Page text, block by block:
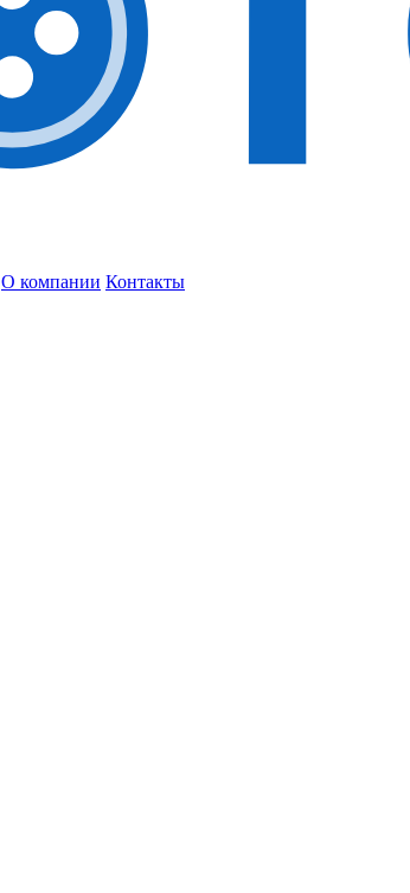
О компании Контакты